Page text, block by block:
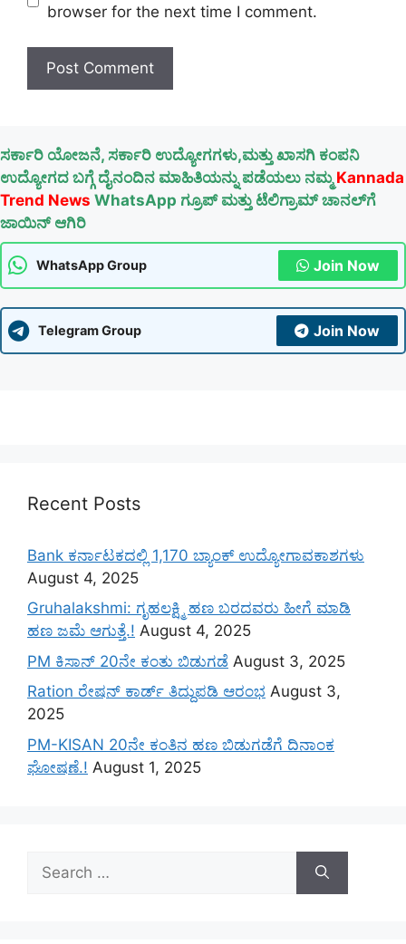
browser for the next time I comment.
ಸರ್ಕಾರಿ ಯೋಜನೆ, ಸರ್ಕಾರಿ ಉದ್ಯೋಗಗಳು,ಮತ್ತು ಖಾಸಗಿ ಕಂಪನಿ
ಉದ್ಯೋಗದ ಬಗ್ಗೆ ದೈನಂದಿನ ಮಾಹಿತಿಯನ್ನು ಪಡೆಯಲು ನಮ್ಮ Kannada
Trend News WhatsApp ಗ್ರೂಪ್ ಮತ್ತು ಟೆಲಿಗ್ರಾಮ್ ಚಾನಲ್‌ಗೆ
ಜಾಯಿನ್ ಆಗಿರಿ
WhatsApp Group Join Now
Telegram Group Join Now
Recent Posts
Bank ಕರ್ನಾಟಕದಲ್ಲಿ 1,170 ಬ್ಯಾಂಕ್ ಉದ್ಯೋಗಾವಕಾಶಗಳು
August 4, 2025
Gruhalakshmi: ಗೃಹಲಕ್ಷ್ಮಿ ಹಣ ಬರದವರು ಹೀಗೆ ಮಾಡಿ
ಹಣ ಜಮೆ‌ ಆಗುತ್ತೆ.! August 4, 2025
PM ಕಿಸಾನ್ 20ನೇ ಕಂತು ಬಿಡುಗಡೆ August 3, 2025
Ration ರೇಷನ್ ಕಾರ್ಡ್ ತಿದ್ದುಪಡಿ ಆರಂಭ August 3,
2025
PM-KISAN 20ನೇ ಕಂತಿನ ಹಣ ಬಿಡುಗಡೆಗೆ ದಿನಾಂಕ
ಘೋಷಣೆ.! August 1, 2025
for: